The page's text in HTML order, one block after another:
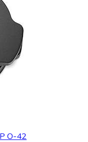
O-42